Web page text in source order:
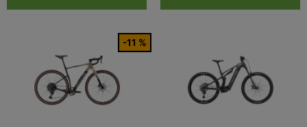
-11 %